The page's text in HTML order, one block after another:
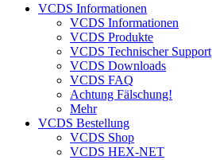
VCDS Informationen
VCDS Informationen
VCDS Produkte
VCDS Technischer Support
VCDS Downloads
VCDS FAQ
Achtung Fälschung!
Mehr
VCDS Bestellung
VCDS Shop
VCDS HEX-NET